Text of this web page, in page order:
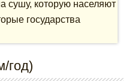
сушу, которую населяют
государства
год)